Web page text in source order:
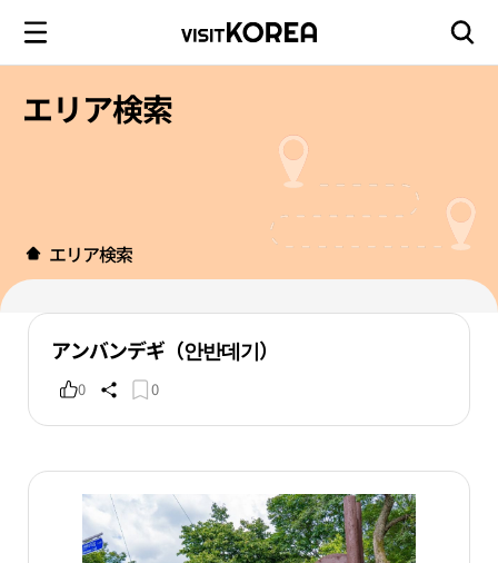
エリア検索
エリア検索
アンバンデギ（안반데기）
0 0